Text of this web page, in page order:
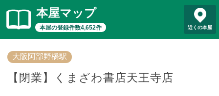
本屋マップ
本屋の登録件数4,652件 近くの本屋
大阪阿部野橋駅
【閉業】くまざわ書店天王寺店